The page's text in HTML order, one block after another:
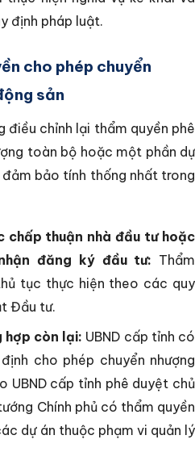
định pháp luật.
cho phép chuyển
sản
chỉnh lại thẩm quyền phê
toàn bộ hoặc một phần dự
bảo tính thống nhất trong
chấp thuận nhà đầu tư hoặc
đăng ký đầu tư: Thẩm
tục thực hiện theo các quy
Đầu tư.
còn lại: UBND cấp tỉnh có
cho phép chuyển nhượng
UBND cấp tỉnh phê duyệt chủ
Chính phủ có thẩm quyền
dự án thuộc phạm vi quản lý